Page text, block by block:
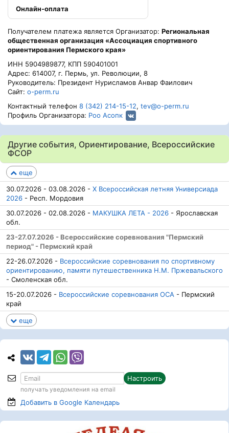
Онлайн-оплата
Получателем платежа является Организатор: Региональная
общественная организация «Ассоциация спортивного
ориентирования Пермского края»
ИНН 5904989877, КПП 590401001
Адрес: 614007, г. Пермь, ул. Революции, 8
Руководитель: Президент Нурисламов Анвар Фаилович
Сайт: o-perm.ru
Контактный телефон 8 (342) 214-15-12, tev@o-perm.ru
Профиль Организатора: Роо Асопк
Другие события, Ориентирование, Всероссийские
ФСОР
еще
30.07.2026 - 03.08.2026 - Х Всероссийская летняя Универсиада
2026 - Респ. Мордовия
30.07.2026 - 02.08.2026 - МАКУШКА ЛЕТА - 2026 - Ярославская
обл.
23-27.07.2026 - Всероссийские соревнования "Пермский
период" - Пермский край
22-26.07.2026 - Всероссийские соревнования по спортивному
ориентированию, памяти путешественника Н.М. Пржевальского
- Смоленская обл.
15-20.07.2026 - Всероссийские соревнования ОСА - Пермский
край
еще
Настроить
получать уведомления на email
Добавить в Google Календарь